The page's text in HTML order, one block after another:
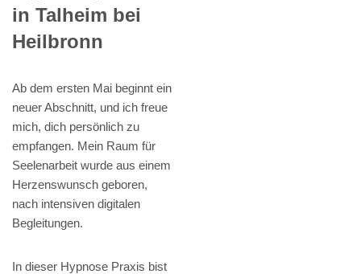
in Talheim bei
Heilbronn
Ab dem ersten Mai beginnt ein
neuer Abschnitt, und ich freue
mich, dich persönlich zu
empfangen. Mein Raum für
Seelenarbeit wurde aus einem
Herzenswunsch geboren,
nach intensiven digitalen
Begleitungen.
In dieser Hypnose Praxis bist